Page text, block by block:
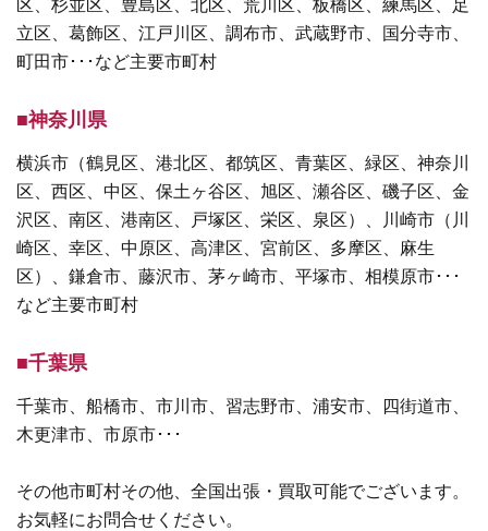
立区、葛飾区、江戸川区、調布市、武蔵野市、国分寺市、
町田市･･･など主要市町村
■神奈川県
横浜市（鶴見区、港北区、都筑区、青葉区、緑区、神奈川
区、西区、中区、保土ヶ谷区、旭区、瀬谷区、磯子区、金
沢区、南区、港南区、戸塚区、栄区、泉区）、川崎市（川
崎区、幸区、中原区、高津区、宮前区、多摩区、麻生
区）、鎌倉市、藤沢市、茅ヶ崎市、平塚市、相模原市･･･
など主要市町村
■千葉県
千葉市、船橋市、市川市、習志野市、浦安市、四街道市、
木更津市、市原市･･･
その他市町村その他、全国出張・買取可能でございます。
お気軽にお問合せください。